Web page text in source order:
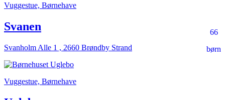
Vuggestue, Børnehave
66
børn
Svanen
Svanholm Alle 1 , 2660 Brøndby Strand
Vuggestue, Børnehave